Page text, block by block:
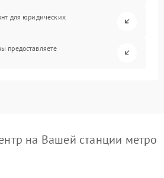
для юридических
предоставляете
на Вашей станции метро